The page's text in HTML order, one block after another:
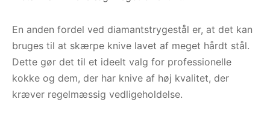
En anden fordel ved diamantstrygestål er, at det kan
bruges til at skærpe knive lavet af meget hårdt stål.
Dette gør det til et ideelt valg for professionelle
kokke og dem, der har knive af høj kvalitet, der
kræver regelmæssig vedligeholdelse.